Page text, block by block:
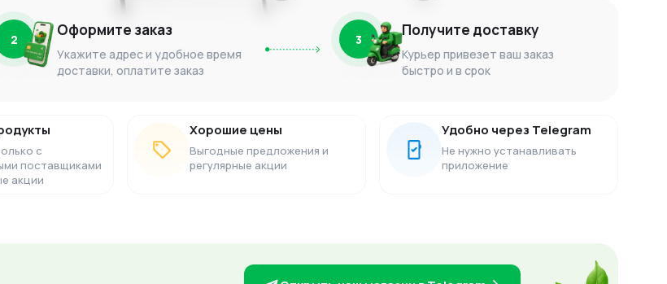
2 Оформите заказ
Укажите адрес и удобное время
доставки, оплатите заказ
3 Получите доставку
Курьер привезет ваш заказ
быстро и в срок
с
поставщиками
акции
Хорошие цены
Выгодные предложения и
регулярные акции
Удобно через Telegram
Не нужно устанавливать
приложение